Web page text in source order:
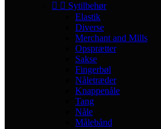
  Sytilbehør
Elastik
Diverse
Merchant and Mills
Opsprætter
Sakse
Fingerbøl
Nåletræder
Knappenåle
Tang
Nåle
Målebånd